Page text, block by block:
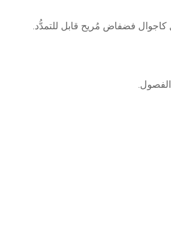
كاجوال فضفاض مُريح قابل للتمدُّد.
الفصول.